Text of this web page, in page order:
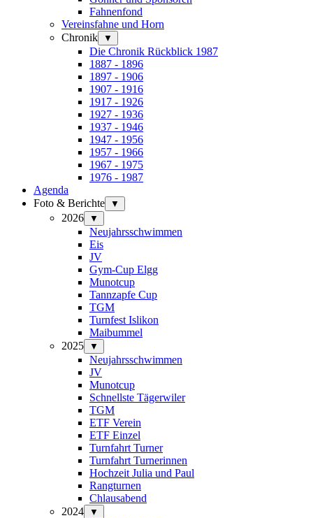
Fahnenfond
Vereinsfahne und Horn
Chronik
▼
Die Chronik Rückblick 1987
1887 - 1896
1897 - 1906
1907 - 1916
1917 - 1926
1927 - 1936
1937 - 1946
1947 - 1956
1957 - 1966
1967 - 1975
1976 - 1987
Agenda
Foto & Berichte
▼
2026 ▼
Neujahrsschwimmen
Eis
JV
Gym-Cup Elgg
Munotcup
Tannzapfe Cup
TGM
Turnfest Islikon
Maibummel
2025
▼
Neujahrsschwimmen
JV
Munotcup
Schnellste Tägerwiler
TGM
ETF Verein
ETF Einzel
Turnfahrt Turner
Turnfahrt Turnerinnen
Hochzeit Julia und Paul
Rangturnen
Chlausabend
2024
▼